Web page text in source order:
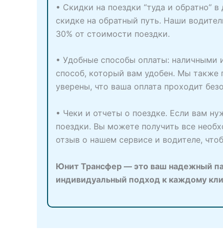
• Скидки на поездки “туда и обратно”
скидке на обратный путь. Наши
30% от стоимости поездки.
• Удобные способы оплаты: наличными
способ, который вам удобен. Мы
уверены, что ваша оплата проходит
• Чеки и отчеты о поездке. Если вам
поездки. Вы можете получить все
отзыв о нашем сервисе и водителе,
Юнит Трансфер — это ваш надежный
индивидуальный подход к каждому